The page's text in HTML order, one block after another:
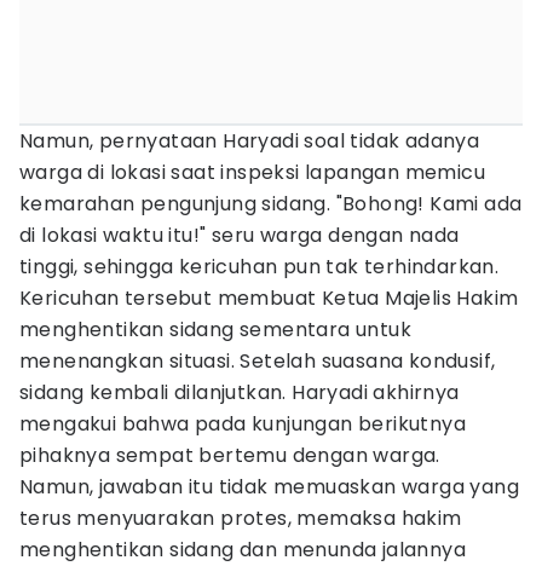
Namun, pernyataan Haryadi soal tidak adanya
warga di lokasi saat inspeksi lapangan memicu
kemarahan pengunjung sidang. "Bohong! Kami ada
di lokasi waktu itu!" seru warga dengan nada
tinggi, sehingga kericuhan pun tak terhindarkan.
Kericuhan tersebut membuat Ketua Majelis Hakim
menghentikan sidang sementara untuk
menenangkan situasi. Setelah suasana kondusif,
sidang kembali dilanjutkan. Haryadi akhirnya
mengakui bahwa pada kunjungan berikutnya
pihaknya sempat bertemu dengan warga.
Namun, jawaban itu tidak memuaskan warga yang
terus menyuarakan protes, memaksa hakim
menghentikan sidang dan menunda jalannya